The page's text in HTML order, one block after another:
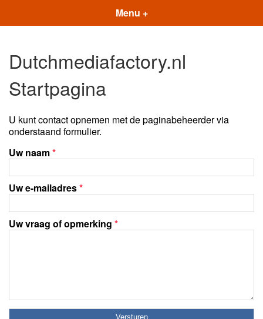
Menu +
Dutchmediafactory.nl
Startpagina
U kunt contact opnemen met de paginabeheerder via
onderstaand formulier.
Uw naam*
Uw e-mailadres*
Uw vraag of opmerking *